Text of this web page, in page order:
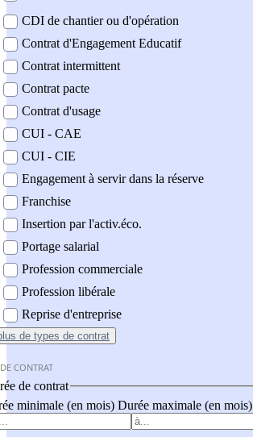
CDI de chantier ou d'opération
Contrat d'Engagement Educatif
Contrat intermittent
Contrat pacte
Contrat d'usage
CUI - CAE
CUI - CIE
Engagement à servir dans la réserve
Franchise
Insertion par l'activ.éco.
Portage salarial
Profession commerciale
Profession libérale
Reprise d'entreprise
de types de contrat
CONTRAT
de contrat
minimale (en mois) Durée maximale (en mois)